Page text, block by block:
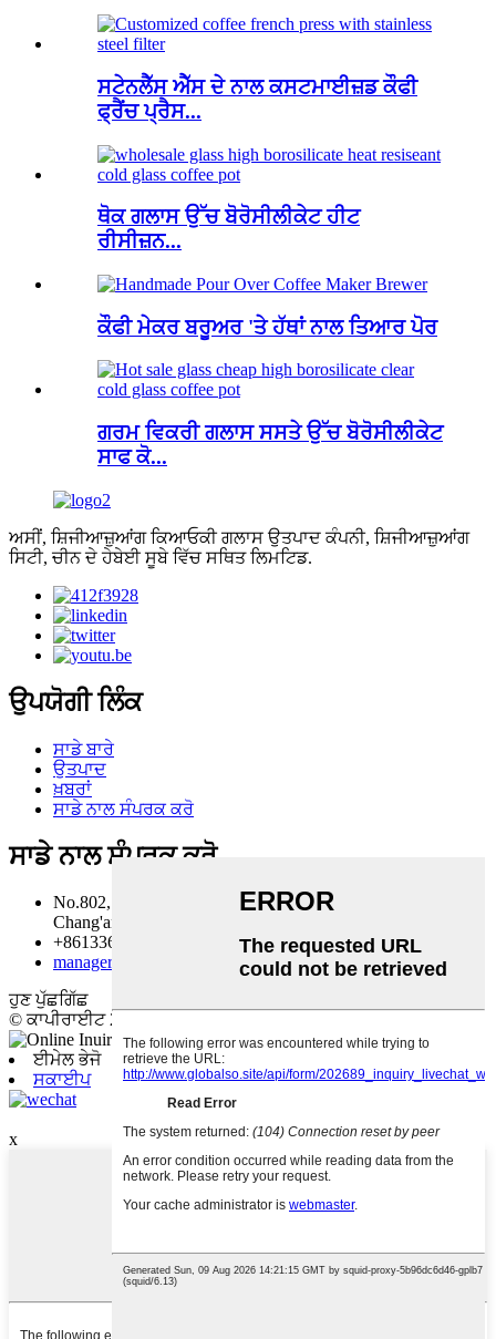
ਸਟੇਨਲੈੱਸ ਐੱਸ ਦੇ ਨਾਲ ਕਸਟਮਾਈਜ਼ਡ ਕੌਫੀ
ਫ੍ਰੈਂਚ ਪ੍ਰੈਸ...
ਥੋਕ ਗਲਾਸ ਉੱਚ ਬੋਰੋਸੀਲੀਕੇਟ ਹੀਟ
ਰੀਸੀਜ਼ਨ...
ਕੌਫੀ ਮੇਕਰ ਬਰੂਅਰ 'ਤੇ ਹੱਥਾਂ ਨਾਲ ਤਿਆਰ ਪੋਰ
ਗਰਮ ਵਿਕਰੀ ਗਲਾਸ ਸਸਤੇ ਉੱਚ ਬੋਰੋਸੀਲੀਕੇਟ
ਸਾਫ ਕੋ...
ਅਸੀਂ, ਸ਼ਿਜੀਆਜ਼ੁਆਂਗ ਕਿਆਓਕੀ ਗਲਾਸ ਉਤਪਾਦ ਕੰਪਨੀ, ਸ਼ਿਜੀਆਜ਼ੁਆਂਗ
ਸਿਟੀ, ਚੀਨ ਦੇ ਹੇਬੇਈ ਸੂਬੇ ਵਿੱਚ ਸਥਿਤ ਲਿਮਟਿਡ.
ਉਪਯੋਗੀ ਲਿੰਕ
ਸਾਡੇ ਬਾਰੇ
ਉਤਪਾਦ
ਖ਼ਬਰਾਂ
ਸਾਡੇ ਨਾਲ ਸੰਪਰਕ ਕਰੋ
ਸਾਡੇ ਨਾਲ ਸੰਪਰਕ ਕਰੋ
No.802, ਯੂਨਿਟ 2, ਬਿਲਡਿੰਗ 11, ਫੇਜ਼ 2, Aobei-Gongyuan,
Chang'an District, Shijiazhuang, Hebei, China
+8613363860176, +8613223455645
manager@qqglassltd.com
ਹੁਣ ਪੁੱਛਗਿੱਛ
© ਕਾਪੀਰਾਈਟ 20192020: ਸਾਰੇ ਅਧਿਕਾਰ ਰਾਖਵੇਂ ਹਨ।
ਈਮੇਲ ਭੇਜੋ
ਸਕਾਈਪ
x